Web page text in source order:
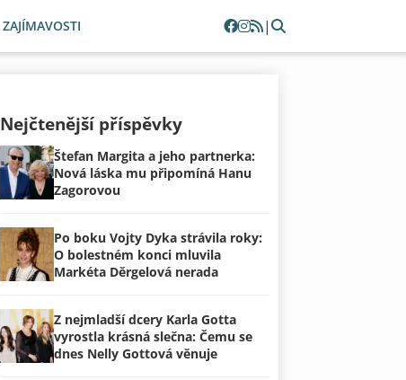
ZAJÍMAVOSTI |
Nejčtenější příspěvky
Štefan Margita a jeho partnerka:
Nová láska mu připomíná Hanu
Zagorovou
Po boku Vojty Dyka strávila roky:
O bolestném konci mluvila
Markéta Děrgelová nerada
Z nejmladší dcery Karla Gotta
vyrostla krásná slečna: Čemu se
dnes Nelly Gottová věnuje